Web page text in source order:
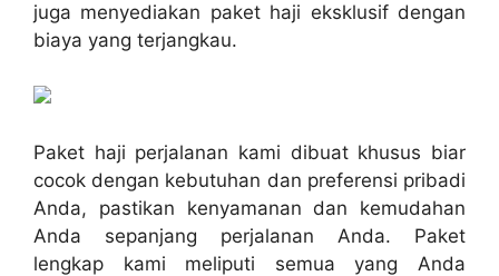
juga menyediakan paket haji eksklusif dengan
biaya yang terjangkau.
Paket haji perjalanan kami dibuat khusus biar
cocok dengan kebutuhan dan preferensi pribadi
Anda, pastikan kenyamanan dan kemudahan
Anda sepanjang perjalanan Anda. Paket
lengkap kami meliputi semua yang Anda